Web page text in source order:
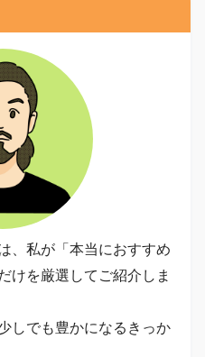
、私が「本当におすすめ
けを厳選してご紹介しま
しでも豊かになるきっか